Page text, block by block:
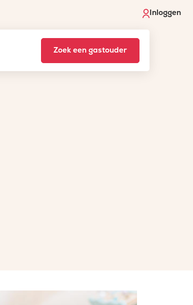
Inloggen
Zoek een gastouder